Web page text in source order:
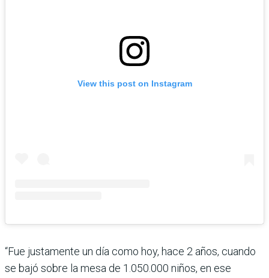
View this post on Instagram
“Fue justamente un día como hoy, hace 2 años, cuando
se bajó sobre la mesa de 1.050.000 niños, en ese